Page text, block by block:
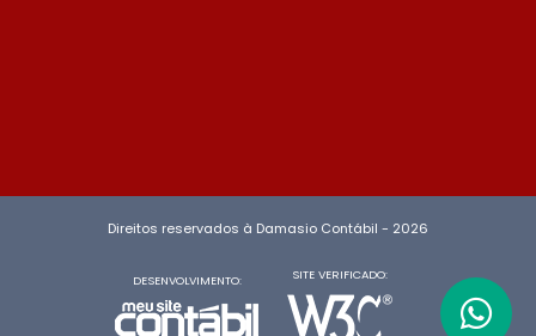
Direitos reservados à Damasio Contábil - 2026
DESENVOLVIMENTO: SITE VERIFICADO: